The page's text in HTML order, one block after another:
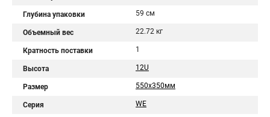
Глубина упаковки 59 см
Объемный вес 22.72 кг
Кратность поставки 1
Высота 12U
Размер 550x350мм
Серия WE